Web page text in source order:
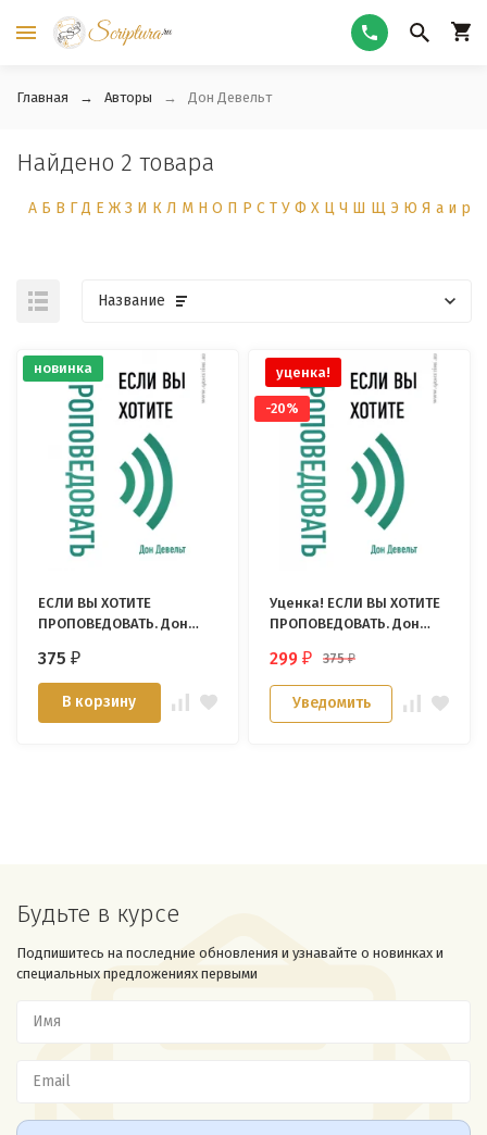
Главная Авторы Дон Девельт
Найдено 2 товара
А Б В Г Д Е Ж З И К Л М Н О П Р С Т У Ф Х Ц Ч Ш Щ Э Ю Я а и р
Название
новинка
ЕСЛИ ВЫ ХОТИТЕ
ПРОПОВЕДОВАТЬ. Дон
375₽
В корзину
уценка!
-20%
Уценка! ЕСЛИ ВЫ ХОТИТЕ
ПРОПОВЕДОВАТЬ. Дон
299₽ 375₽
Уведомить
Будьте в курсе
Подпишитесь на последние обновления и узнавайте о новинках и
специальных предложениях первыми